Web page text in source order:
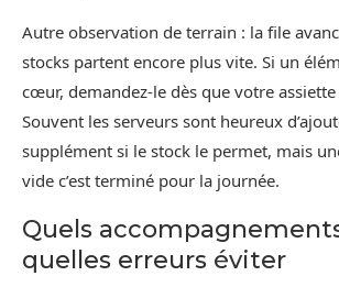
Autre observation de terrain : la file
stocks partent encore plus vite. Si un
cœur, demandez-le dès que votre assiette
Souvent les serveurs sont heureux
supplément si le stock le permet, mais
vide c’est terminé pour la journée.
Quels
quelles erreurs éviter